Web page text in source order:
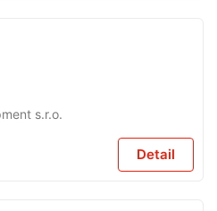
s.r.o.
Detail